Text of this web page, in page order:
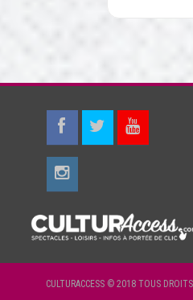
CULTURACCESS © 2018 TOUS